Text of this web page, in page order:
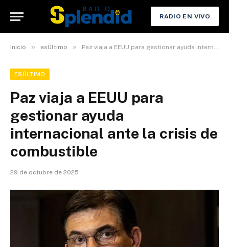
RADIO EN VIVO
Inicio » esÚltimo » Paz viaja a EEUU para gestionar ayuda internacional ante la crisis de combustible
ESÚLTIMO
Paz viaja a EEUU para
gestionar ayuda
internacional ante la crisis de
combustible
29 de octubre de 2025